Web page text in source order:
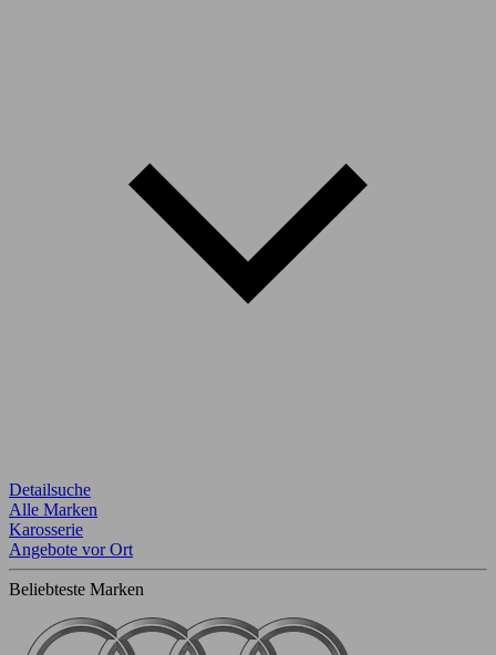
Detailsuche
Alle Marken
Karosserie
Angebote vor Ort
Beliebteste Marken